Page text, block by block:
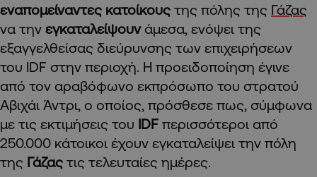
εναπομείναντες κατοίκους της πόλης της Γάζας
να την εγκαταλείψουν άμεσα, ενόψει της
εξαγγελθείσας διεύρυνσης των επιχειρήσεων
του IDF στην περιοχή. Η προειδοποίηση έγινε
από τον αραβόφωνο εκπρόσωπο του στρατού
Αβιχάι Άντρι, ο οποίος, πρόσθεσε πως, σύμφωνα
με τις εκτιμήσεις του IDF περισσότεροι από
250.000 κάτοικοι έχουν εγκαταλείψει την πόλη
της Γάζας τις τελευταίες ημέρες.